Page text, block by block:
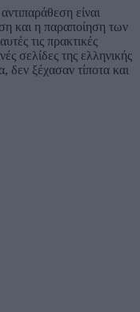
είναι
και η παραποίηση των
τις πρακτικές
σελίδες της ελληνικής
δεν ξέχασαν τίποτα και